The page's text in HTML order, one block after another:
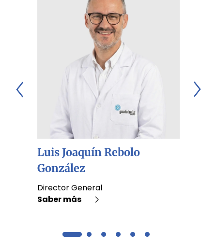
Luis Joaquín Rebolo
González
Director General
Saber más